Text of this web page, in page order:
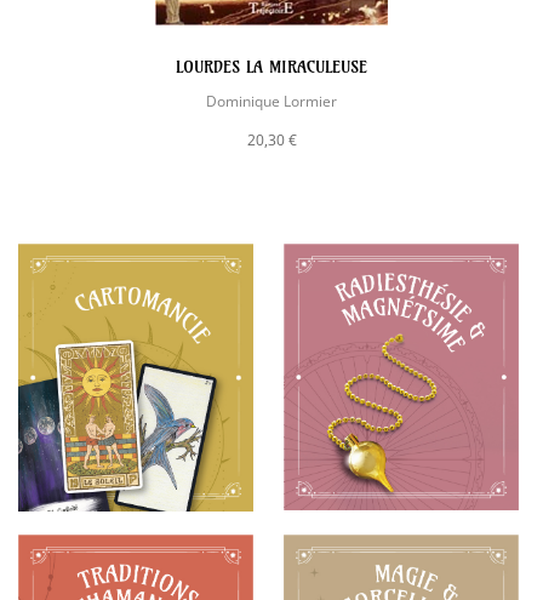
LOURDES LA MIRACULEUSE
Dominique Lormier
20,30 €